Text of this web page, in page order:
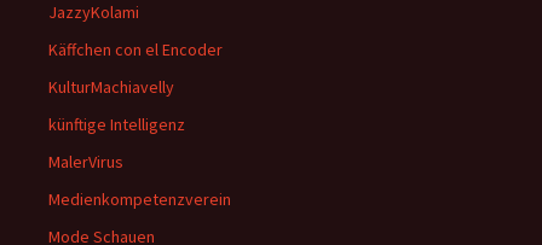
JazzyKolami
Käffchen con el Encoder
KulturMachiavelly
künftige Intelligenz
MalerVirus
Medienkompetenzverein
Mode Schauen